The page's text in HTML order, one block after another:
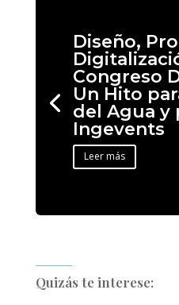
Diseño,
Congreso
Un Hito
del Agua y
Ingevents
Leer más
Quizás te interese: